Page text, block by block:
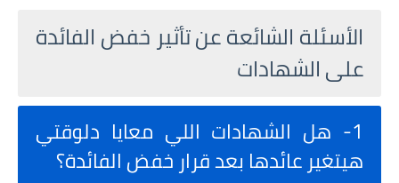
الأسئلة الشائعة عن تأثير خفض الفائدة
على الشهادات
1- هل الشهادات اللي معايا دلوقتي
هيتغير عائدها بعد قرار خفض الفائدة؟